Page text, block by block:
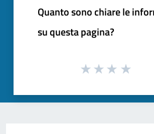
Quanto sono chiare le
su questa pagina?